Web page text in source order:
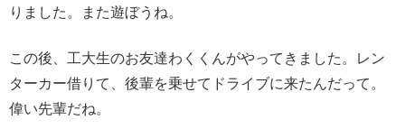
りました。また遊ぼうね。
この後、工大生のお友達わくくんがやってきました。レン
ターカー借りて、後輩を乗せてドライブに来たんだって。
偉い先輩だね。